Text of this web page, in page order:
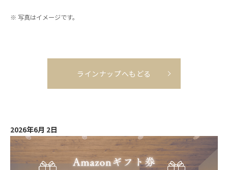
写真はイメージです。
ラインナップへもどる
2026年6月 2日